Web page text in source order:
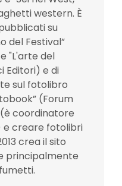
western. È
su
del Festival”
"L'arte del
Editori) e di
sul fotolibro
(Forum
coordinatore
e creare fotolibri
crea il sito
principalmente